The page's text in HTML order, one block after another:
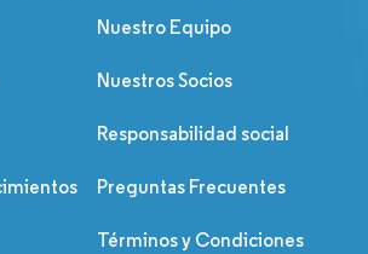
Nuestro Equipo
Nuestros Socios
Responsabilidad social
Preguntas Frecuentes
Términos y Condiciones